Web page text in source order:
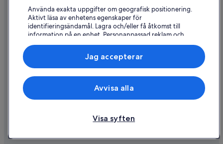
Återbetalningsprocess och tidslinjer
Boka ett flyg med flygbolagskredit
Internationella resedokument
© 2026 Expedia, Inc., ett företag i Expedia Group. Med ensamrätt.
Expedia och Expedias logotyp är varumärken eller registrerade
Använda exakta uppgifter om geografisk positionering.
Aktivt läsa av enhetens egenskaper för
identifieringsändamål. Lagra och/eller få åtkomst till
information på en enhet. Personanpassad reklam och
innehåll, reklam- och innehållsmätning, forskning
Lista över partner (leverantörer)
Visa syften
Avvisa alla
Jag accepterar